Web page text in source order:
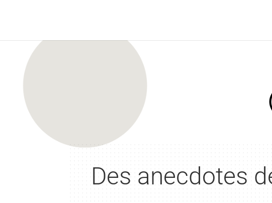
Des anecdotes